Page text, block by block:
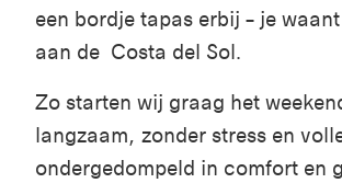
een bordje tapas erbij – je
aan de Costa del Sol.
Zo starten wij graag het
langzaam, zonder stress en
ondergedompeld in comfort en